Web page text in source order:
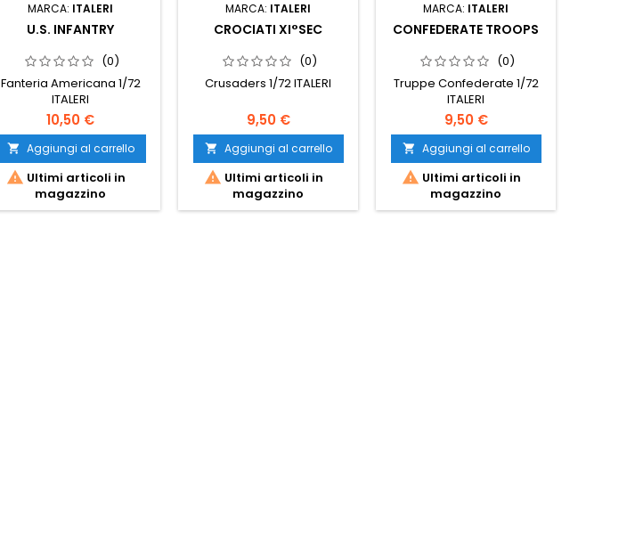
MARCA: ITALERI
U.S. INFANTRY
(0)
Fanteria Americana 1/72
ITALERI
10,50 €
 Aggiungi al carrello
 Ultimi articoli in
magazzino
MARCA: ITALERI
CROCIATI XI°SEC
(0)
Crusaders 1/72 ITALERI
9,50 €
 Aggiungi al carrello
 Ultimi articoli in
magazzino
MARCA: ITALERI
CONFEDERATE TROOPS
(0)
Truppe Confederate 1/72
ITALERI
9,50 €
 Aggiungi al carrello
 Ultimi articoli in
magazzino